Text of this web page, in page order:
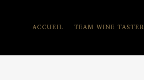
ACCUEIL TEAM WINE